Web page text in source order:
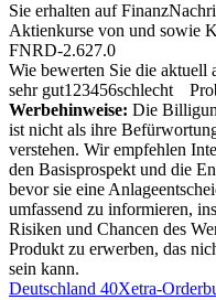
Sie erhalten auf
Aktienkurse von und sowie
FNRD-2.627.0
Wie bewerten Sie die aktuell
sehr gut1 23456schlecht
Werbehinweise: Die
ist nicht als ihre
verstehen. Wir empfehlen
den Basisprospekt und die
bevor sie eine
umfassend zu informieren,
Risiken und Chancen des
Produkt zu erwerben, das
sein kann.
Deutschland 40Xetra-